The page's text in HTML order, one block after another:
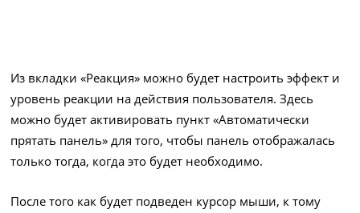
Из вкладки «Реакция» можно будет настроить эффект и
уровень реакции на действия пользователя. Здесь
можно будет активировать пункт «Автоматически
прятать панель» для того, чтобы панель отображалась
только тогда, когда это будет необходимо.
После того как будет подведен курсор мыши, к тому